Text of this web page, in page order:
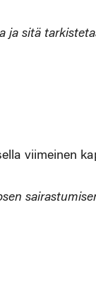
ja sitä
viimeinen